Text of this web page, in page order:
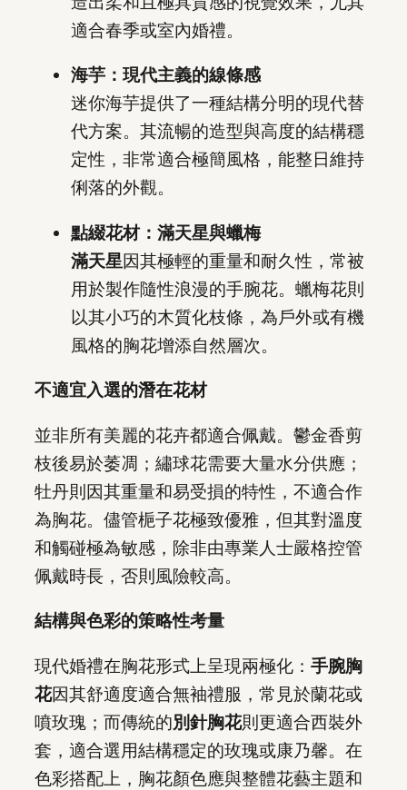
適合春季或室內婚禮。
海芋：現代主義的線條感
迷你海芋提供了一種結構分明的現代替
代方案。其流暢的造型與高度的結構穩
定性，非常適合極簡風格，能整日維持
俐落的外觀。
點綴花材：滿天星與蠟梅
滿天星因其極輕的重量和耐久性，常被
用於製作隨性浪漫的手腕花。蠟梅花則
以其小巧的木質化枝條，為戶外或有機
風格的胸花增添自然層次。
不適宜入選的潛在花材
並非所有美麗的花卉都適合佩戴。鬱金香剪
枝後易於萎凋；繡球花需要大量水分供應；
牡丹則因其重量和易受損的特性，不適合作
為胸花。儘管梔子花極致優雅，但其對溫度
和觸碰極為敏感，除非由專業人士嚴格控管
佩戴時長，否則風險較高。
結構與色彩的策略性考量
現代婚禮在胸花形式上呈現兩極化： 手腕胸
花因其舒適度適合無袖禮服，常見於蘭花或
噴玫瑰；而傳統的別針胸花則更適合西裝外
套，適合選用結構穩定的玫瑰或康乃馨。在
色彩搭配上，胸花顏色應與整體花藝主題和